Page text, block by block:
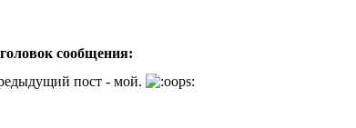
сообщения:
пост - мой.